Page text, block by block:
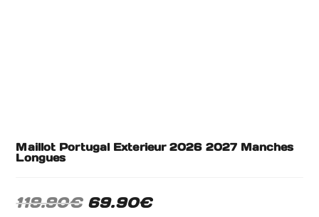
Maillot Portugal Exterieur 2026 2027 Manches
Longues
119.90€ 69.90€